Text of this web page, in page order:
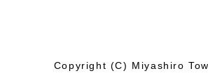
Copyright (C) Miyashiro